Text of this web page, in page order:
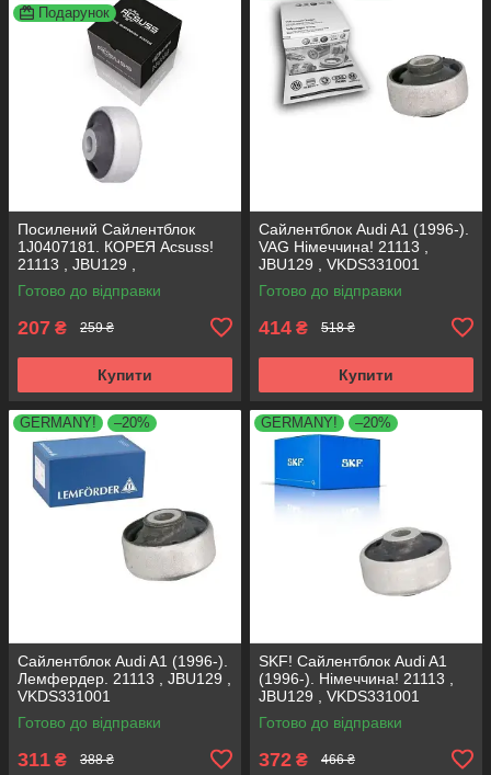
Подарунок
Посилений Сайлентблок
1J0407181. КОРЕЯ Acsuss!
21113 , JBU129 ,
VKDS331001
Готово до відправки
207 ₴ 259 ₴
Купити
Сайлентблок Audi A1 (1996-).
VAG Німеччина! 21113 ,
JBU129 , VKDS331001
Готово до відправки
414 ₴ 518 ₴
Купити
GERMANY! –20%
Сайлентблок Audi A1 (1996-).
Лемфердер. 21113 , JBU129 ,
VKDS331001
Готово до відправки
311 ₴ 388 ₴
GERMANY! –20%
SKF! Сайлентблок Audi A1
(1996-). Німеччина! 21113 ,
JBU129 , VKDS331001
Готово до відправки
372 ₴ 466 ₴